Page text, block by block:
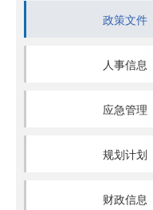
政策文件
人事信息
应急管理
规划计划
财政信息